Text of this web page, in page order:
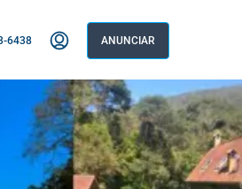
6438 ANUNCIAR